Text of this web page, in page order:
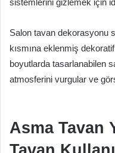
sistemlerini gizlemek için
Salon tavan dekorasyonu
kısmına eklenmiş
boyutlarda tasarlanabilen
atmosferini vurgular ve
Asma Tavan